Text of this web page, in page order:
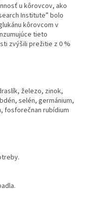
u kôrovcov, ako
Institute” bolo
kôrovcom v
tieto
zvýšili prežitie z 0 %
železo, zinok,
selén, germánium,
fosforečnan rubídium